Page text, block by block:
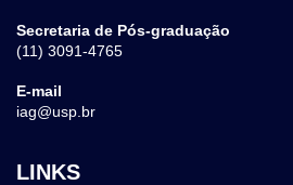
Secretaria de Pós-graduação
(11) 3091-4765
E-mail
iag@usp.br
LINKS